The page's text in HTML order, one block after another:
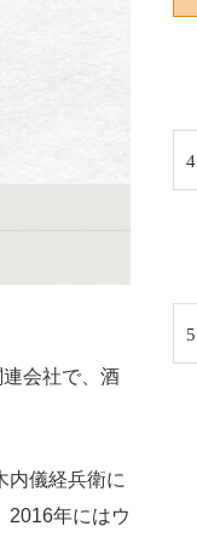
会社で、酒
内儀経兵衛に
2016年にはウ
4
5